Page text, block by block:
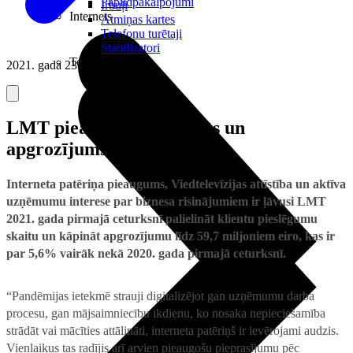
Internets
Irbuļi
Atmiņas kartes
Telefonu turētaji
Stabilizatori
Televizori
2021. gada 23. aprīlis
LMT pieaug klientu skaits un
apgrozījums
Interneta patēriņa pieaugums, Viedtelevīzijas attīstība un aktīva
uzņēmumu interese par biznesa risinājumiem ir ļāvusi LMT
2021. gada pirmajā ceturksnī palielināt klientu pieslēgumu
skaitu un kāpināt apgrozījumu līdz 59,7 miljoniem eiro, kas ir
par 5,6% vairāk nekā 2020. gada pirmajā ceturksnī.
“Pandēmijas ietekmē strauji digitalizējot gan uzņēmumu darba
procesu, gan mājsaimniecību ikdienu, ko nosaka nepieciešamība
strādāt vai mācīties attālināti, interneta patēriņš ir ievērojami audzis.
Vienlaikus tas radījis arī arvien pieaugošu pieprasījumu pēc